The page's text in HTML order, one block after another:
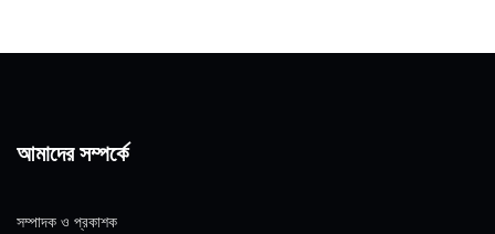
আমাদের সম্পর্কে
সম্পাদক ও প্রকাশক